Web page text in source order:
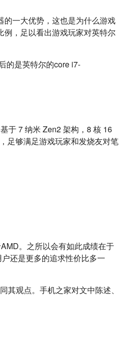
，足以看出游戏玩家对英特尔
足够满足游戏玩家和发烧友对笔
还是更多的追求性价比多一
观点。手机之家对文中陈述、